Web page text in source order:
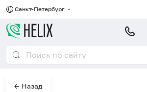
Санкт-Петербург
← Назад